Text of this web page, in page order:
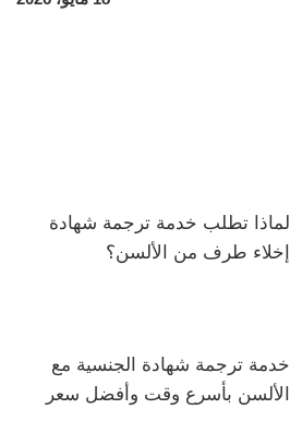
لماذا تطلب خدمة ترجمة شهادة
إخلاء طرف من الألسن؟
خدمة ترجمة شهادة الجنسية مع
الألسن بأسرع وقت وأفضل سعر